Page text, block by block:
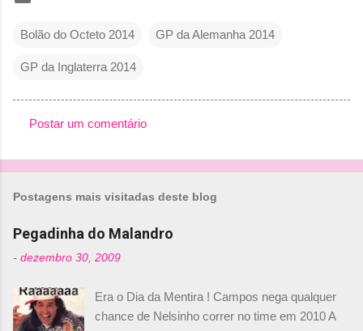
Bolão do Octeto 2014 GP da Alemanha 2014
GP da Inglaterra 2014
o
n
t
r
i
Postar um comentário
Postagens mais visitadas deste blog
Pegadinha do Malandro
- dezembro 30, 2009
Era o Dia da Mentira ! Campos nega qualquer
chance de Nelsinho correr no time em 2010 A